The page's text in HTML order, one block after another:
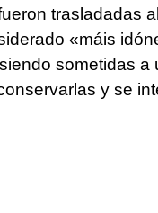
trasladadas
«máis
sometidas a
y se